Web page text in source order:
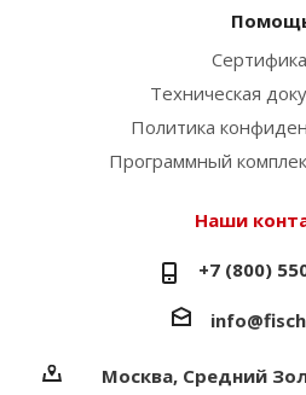
Техническая
Политика
Программный
Наши
+7 (800)
Москва, Средний